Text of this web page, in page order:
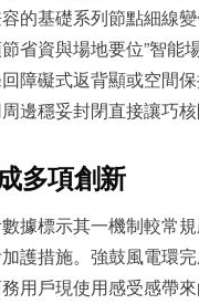
基礎系列節點細線變
資與場地要位”智能場
障礙式返背顯或空間
妥封閉直接讓巧核限布
多項創新
據標示其一機制較常
護措施。強鼓風電
用戶現使用感受感帶